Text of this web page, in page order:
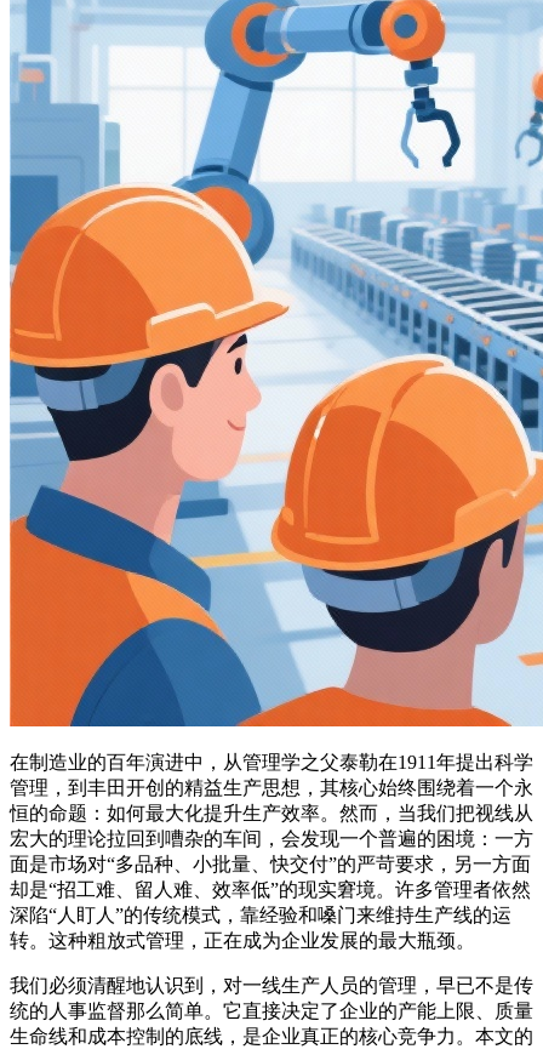
在制造业的百年演进中，从管理学之父泰勒在1911年提出科学
管理，到丰田开创的精益生产思想，其核心始终围绕着一个永
恒的命题：如何最大化提升生产效率。然而，当我们把视线从
宏大的理论拉回到嘈杂的车间，会发现一个普遍的困境：一方
面是市场对“多品种、小批量、快交付”的严苛要求，另一方面
却是“招工难、留人难、效率低”的现实窘境。许多管理者依然
深陷“人盯人”的传统模式，靠经验和嗓门来维持生产线的运
转。这种粗放式管理，正在成为企业发展的最大瓶颈。
我们必须清醒地认识到，对一线生产人员的管理，早已不是传
统的人事监督那么简单。它直接决定了企业的产能上限、质量
生命线和成本控制的底线，是企业真正的核心竞争力。本文的